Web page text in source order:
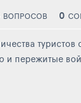
ВОПРОСОВ 0
и пережитые